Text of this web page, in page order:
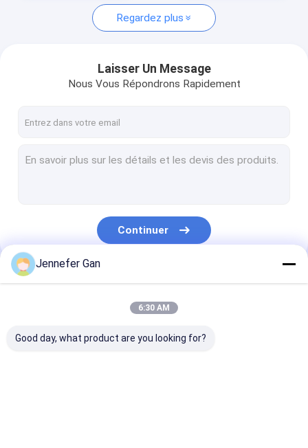
Feuilles acryliques sanitaires
feuille acrylique de lgp
Barrière de barrière saine
Acrylique résistant aux chocs
Feuille acrylique pour aquarium
feuille acrylique givrée
Regardez plus
Laisser Un Message
Nous Vous Répondrons Rapidement
Continuer
Nos Catégories
Jennefer Gan
6:30 AM
Good day, what product are you looking for?